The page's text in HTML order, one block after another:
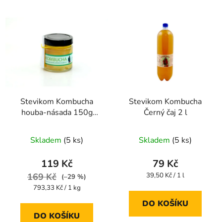
Stevikom Kombucha
houba-násada 150g
Stevikom 150 g
hodnocení
produktu
je
4,4
5
Skladem (5 ks)
119 Kč
169 Kč
(–29 %)
Měrná
793,33 Kč / 1 kg
DO KOŠÍKU
Stevikom Kombucha
Černý čaj 2 l
hodnocení
produktu
je
z
Skladem (5 ks)
79 Kč
Měrná
39,50 Kč / 1 l
DO KOŠÍKU